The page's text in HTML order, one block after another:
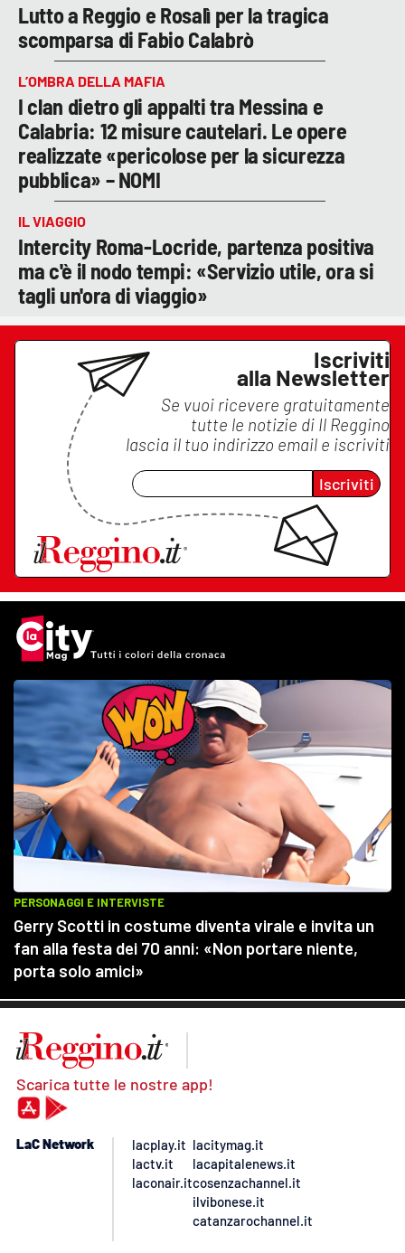
Lutto a Reggio e Rosalì per la tragica
scomparsa di Fabio Calabrò
L’OMBRA DELLA MAFIA
I clan dietro gli appalti tra Messina e
Calabria: 12 misure cautelari. Le opere
realizzate «pericolose per la sicurezza
pubblica» – NOMI
IL VIAGGIO
Intercity Roma-Locride, partenza positiva
ma c'è il nodo tempi: «Servizio utile, ora si
tagli un'ora di viaggio»
Iscriviti
alla Newsletter
Se vuoi ricevere gratuitamente
tutte le notizie di Il Reggino
lascia il tuo indirizzo email e iscriviti
Iscriviti
Scarica tutte le nostre app!
LaC Network
lacplay.it
lactv.it
laconair.it
lacitymag.it
lacapitalenews.it
cosenzachannel.it
ilvibonese.it
catanzarochannel.it